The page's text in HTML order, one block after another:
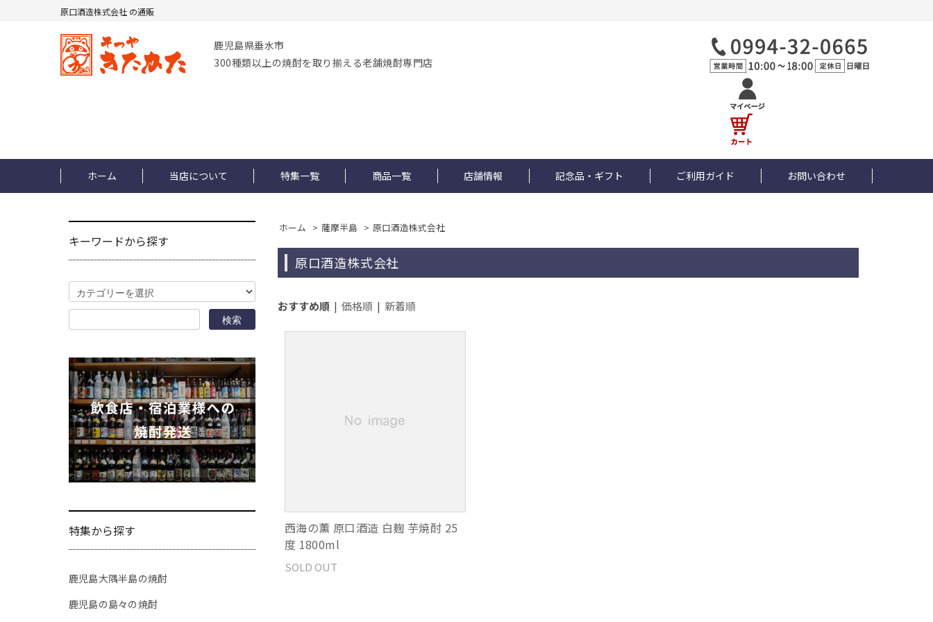
原口酒造株式会社 の通販
鹿児島県垂水市
300種類以上の焼酎を取り揃える老舗焼酎専門店
ホーム 当店について 特集一覧 商品一覧 店舗情報 記念品・ギフト ご利用ガイド お問い合わせ
ホーム > 薩摩半島 > 原口酒造株式会社
原口酒造株式会社
おすすめ順| 価格順 | 新着順
西海の薫 原口酒造 白麹 芋焼酎 25
度 1800ml
SOLD OUT
キーワードから探す
特集から探す
鹿児島大隅半島の焼酎
鹿児島の島々の焼酎